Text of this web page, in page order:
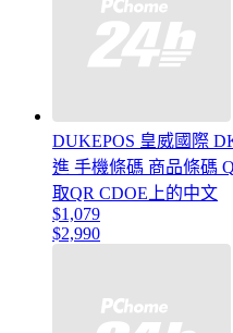
DUKEPOS 皇威國際
進 手機條碼 商品條碼
取QR CDOE上的中文
$1,079
$2,990